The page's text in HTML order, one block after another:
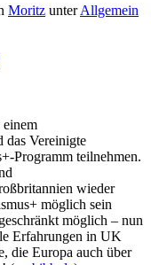
Moritz unterAllgemein
das Vereinigte
Programm teilnehmen.
wieder
möglich sein
möglich – nun
Erfahrungen in UK
die Europa auch über